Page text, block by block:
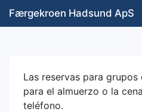
Færgekroen Hadsund ApS
Las reservas para
para el almuerzo o la
teléfono.